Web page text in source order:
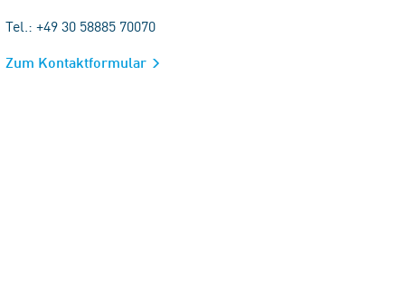
Tel.: +49 30 58885 70070
Zum Kontaktformular